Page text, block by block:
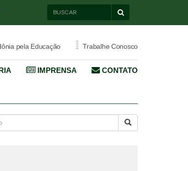
pela Educação = Trabalhe Conosco
IMPRENSA CONTATO